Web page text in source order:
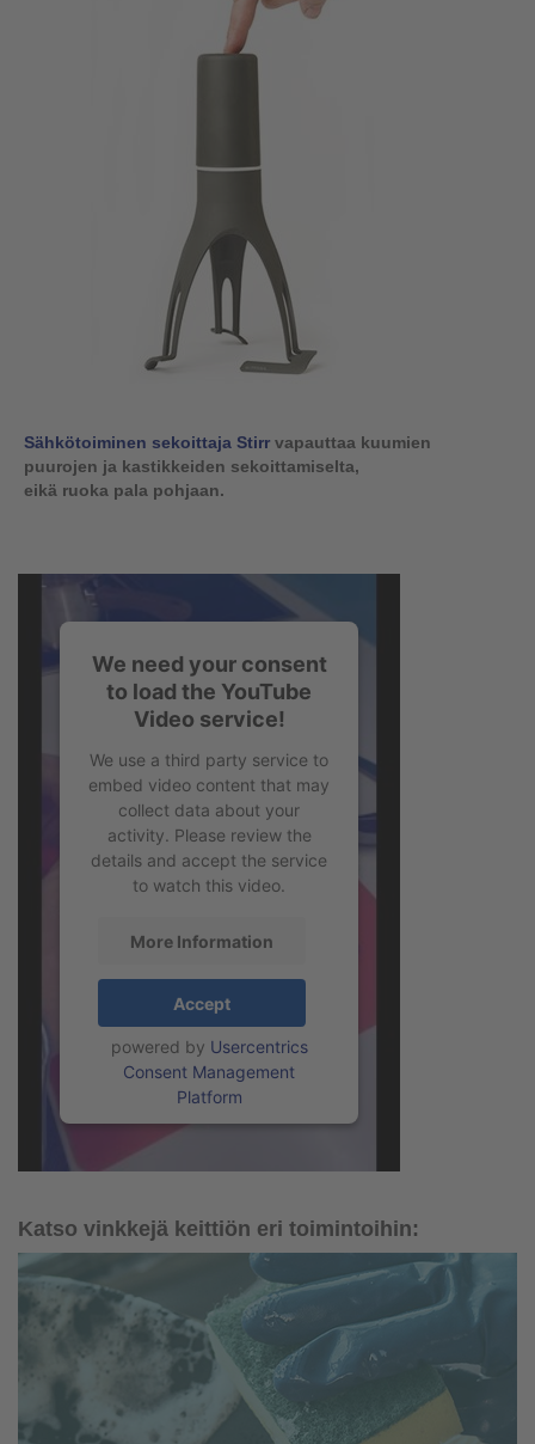
Sähkötoiminen sekoittaja Stirr vapauttaa kuumien
puurojen ja kastikkeiden sekoittamiselta,
eikä ruoka pala pohjaan.
We need your consent
to load the YouTube
Video service!
We use a third party service to
embed video content that may
collect data about your
activity. Please review the
details and accept the service
to watch this video.
More Information
Accept
powered by Usercentrics
Consent Management
Platform
Katso vinkkejä keittiön eri toimintoihin: